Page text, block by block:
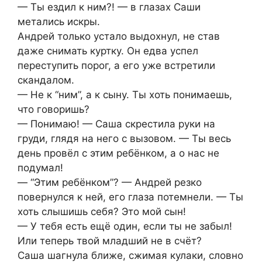
— Ты ездил к ним?! — в глазах Саши
метались искры.
Андрей только устало выдохнул, не став
даже снимать куртку. Он едва успел
переступить порог, а его уже встретили
скандалом.
— Не к “ним”, а к сыну. Ты хоть понимаешь,
что говоришь?
— Понимаю! — Саша скрестила руки на
груди, глядя на него с вызовом. — Ты весь
день провёл с этим ребёнком, а о нас не
подумал!
— “Этим ребёнком”? — Андрей резко
повернулся к ней, его глаза потемнели. — Ты
хоть слышишь себя? Это мой сын!
— У тебя есть ещё один, если ты не забыл!
Или теперь твой младший не в счёт?
Саша шагнула ближе, сжимая кулаки, словно